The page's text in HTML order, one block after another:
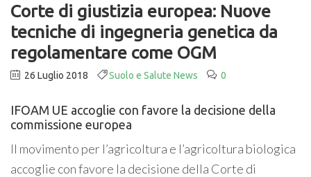
Corte di giustizia europea: Nuove
tecniche di ingegneria genetica da
regolamentare come OGM
26 Luglio 2018 Suolo e Salute News 0
IFOAM UE accoglie con favore la decisione della
commissione europea
Il movimento per l’agricoltura e l’agricoltura biologica
accoglie con favore la decisione della Corte di